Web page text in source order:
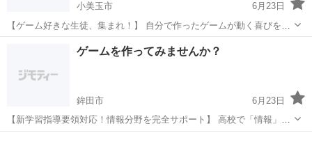
小美玉市
6月23日
【ゲーム好きな生徒、集まれ！】 自分で作ったゲームが動く喜びを体
験しよう。 ゲーム制作コースの内容 Scratchという初心者向けプログ
ラミング言語を使って、 シューティングゲームやアクションゲームな
小美玉市 プログラミング
ゲームを作ってみませんか？
鉾田市
6月23日
【新学習指導要領対応！情報分野を完全サポート】 高校で「情報」が
必修化されました。 プログラミングの基礎をしっかり身につけましょ